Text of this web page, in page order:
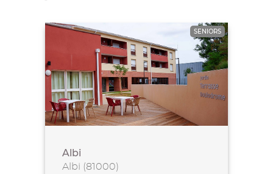
SENIORS
Albi
Albi (81000)